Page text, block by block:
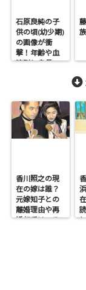
石原良純の子
供の頃(幼少期)
の画像が衝
撃！年齢や血
液型と身長
香川照之の現
在の嫁は誰？
元嫁知子との
離婚理由や再
婚相手はいる